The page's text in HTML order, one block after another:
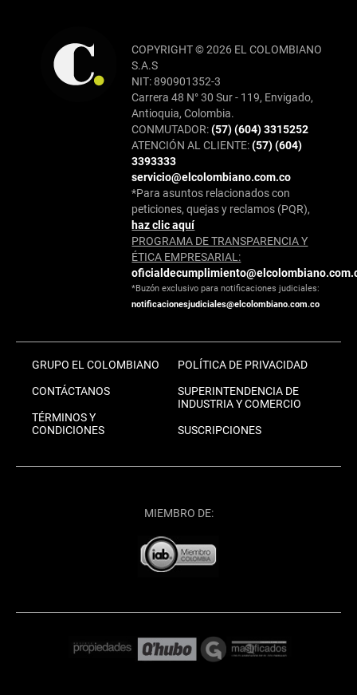
COPYRIGHT © 2026 EL COLOMBIANO
S.A.S
NIT: 890901352-3
Carrera 48 N° 30 Sur - 119, Envigado,
Antioquia, Colombia.
CONMUTADOR:(57) (604) 3315252
ATENCIÓN AL CLIENTE:(57) (604)
3393333
servicio@elcolombiano.com.co
*Para asuntos relacionados con
peticiones, quejas y reclamos (PQR),
haz clic aquí
PROGRAMA DE TRANSPARENCIA Y
ÉTICA EMPRESARIAL:
*Buzón exclusivo para notificaciones judiciales:
notificacionesjudiciales@elcolombiano.com.co
GRUPO EL COLOMBIANO
CONTÁCTANOS
TÉRMINOS Y
CONDICIONES
POLÍTICA DE PRIVACIDAD
SUPERINTENDENCIA DE
INDUSTRIA Y COMERCIO
SUSCRIPCIONES
MIEMBRO DE: